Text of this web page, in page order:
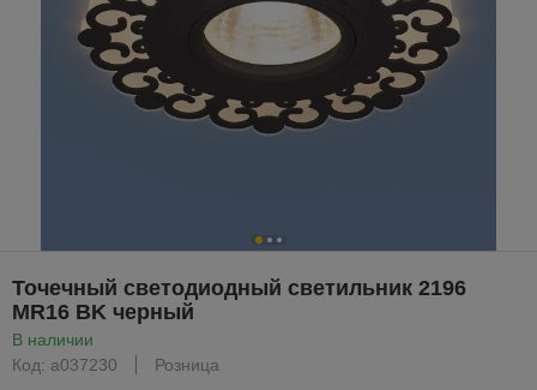
Точечный светодиодный светильник 2196
MR16 BK черный
В наличии
Код: a037230
Розница